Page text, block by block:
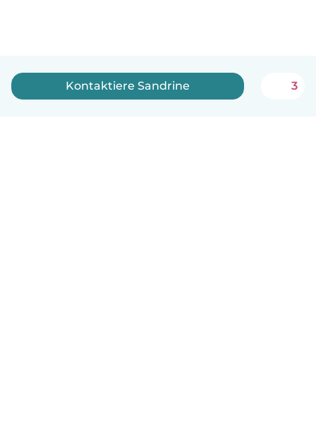
Kontaktiere Sandrine 3